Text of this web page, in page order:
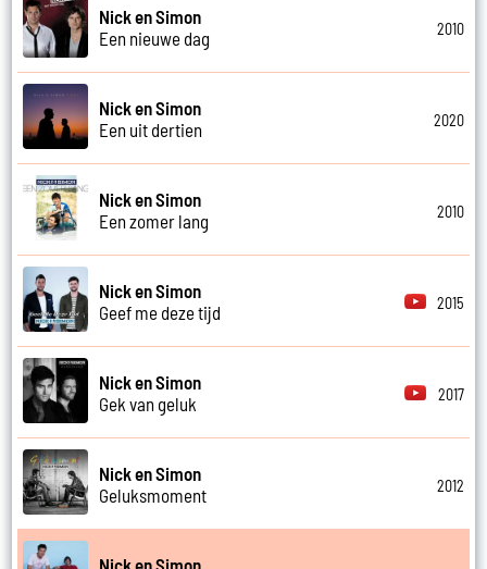
Nick en Simon
Een nieuwe dag
2010
Nick en Simon
Een uit dertien
2020
Nick en Simon
Een zomer lang
2010
Nick en Simon
Geef me deze tijd
2015
Nick en Simon
Gek van geluk
2017
Nick en Simon
Geluksmoment
2012
Nick en Simon